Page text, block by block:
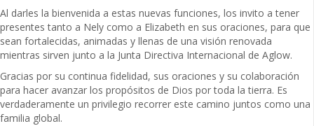
Al darles la bienvenida a estas nuevas funciones, los invito a tener
presentes tanto a Nely como a Elizabeth en sus oraciones, para que
sean fortalecidas, animadas y llenas de una visión renovada
mientras sirven junto a la Junta Directiva Internacional de Aglow.
Gracias por su continua fidelidad, sus oraciones y su colaboración
para hacer avanzar los propósitos de Dios por toda la tierra. Es
verdaderamente un privilegio recorrer este camino juntos como una
familia global.